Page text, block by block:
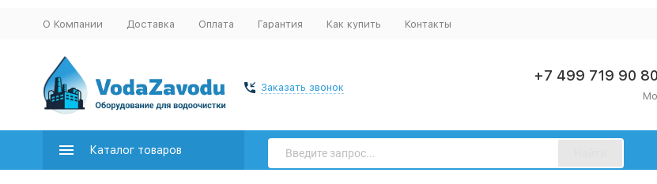
О Компании Доставка Оплата Гарантия Как купить Контакты
Заказать звонок
+7 499 719 90 80
Каталог товаров